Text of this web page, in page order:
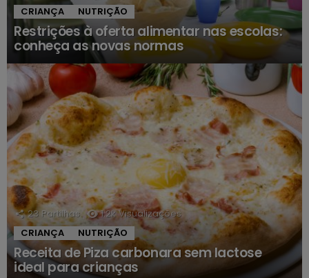
CRIANÇA
NUTRIÇÃO
Restrições à oferta alimentar nas escolas:
conheça as novas normas
23 Partilhas 1.2k Visualizações
CRIANÇA
NUTRIÇÃO
Receita de Piza carbonara sem lactose
ideal para crianças